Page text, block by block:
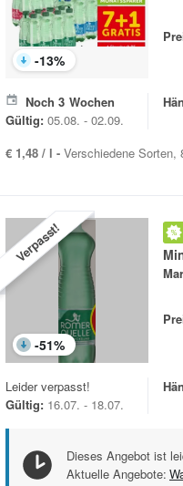
-13%
Noch 3 Wochen
Gültig: 05.08. - 02.09.
€ 1,48 / l - Verschiedene Sorten,
Verpasst!
-51%
Leider verpasst!
Gültig: 16.07. - 18.07.
Dieses Angebot ist
Aktuelle Angebote: